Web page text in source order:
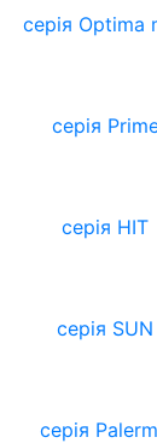
серія Optima
серія
серія HIT
серія SUN
серія